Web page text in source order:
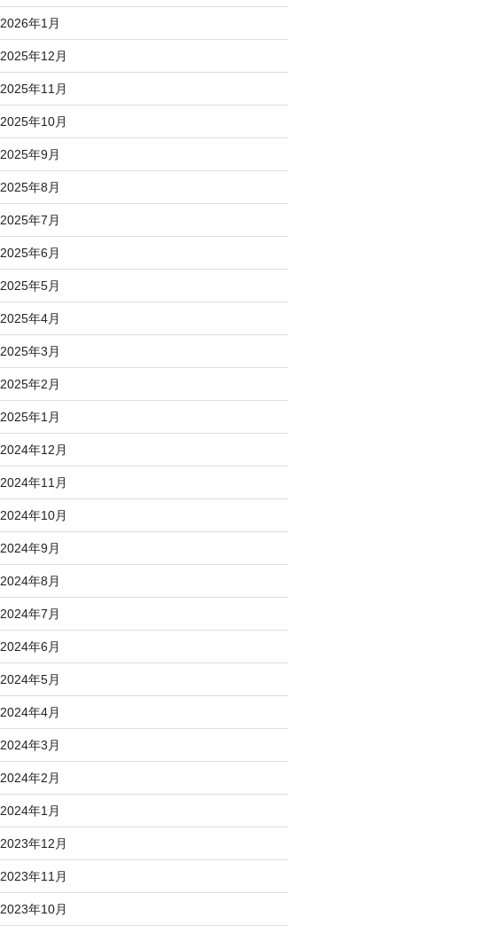
2026年1月
2025年12月
2025年11月
2025年10月
2025年9月
2025年8月
2025年7月
2025年6月
2025年5月
2025年4月
2025年3月
2025年2月
2025年1月
2024年12月
2024年11月
2024年10月
2024年9月
2024年8月
2024年7月
2024年6月
2024年5月
2024年4月
2024年3月
2024年2月
2024年1月
2023年12月
2023年11月
2023年10月